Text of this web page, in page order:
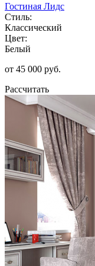
Гостиная Лидс
Стиль:
Классический
Цвет:
Белый
от 45 000 руб.
Рассчитать